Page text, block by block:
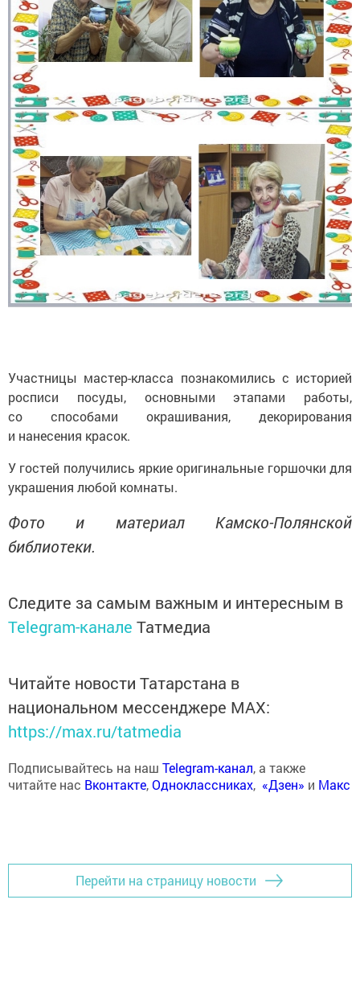
Участницы мастер-класса познакомились с историей
росписи посуды, основными этапами работы,
со способами окрашивания, декорирования
и нанесения красок.
У гостей получились яркие оригинальные горшочки для
украшения любой комнаты.
Фото и материал Камско-Полянской
библиотеки.
Следите за самым важным и интересным в
Telegram-канале Татмедиа
Читайте новости Татарстана в
национальном мессенджере MАХ:
https://max.ru/tatmedia
Подписывайтесь на наш Telegram-канал, а также
читайте нас Вконтакте,Одноклассниках, «Дзен» и Макс
Перейти на страницу новости